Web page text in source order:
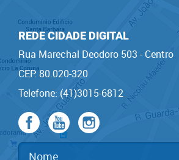
REDE CIDADE DIGITAL
Rua Marechal Deodoro 503 - Centro
CEP: 80.020-320
Telefone: (41)3015-6812